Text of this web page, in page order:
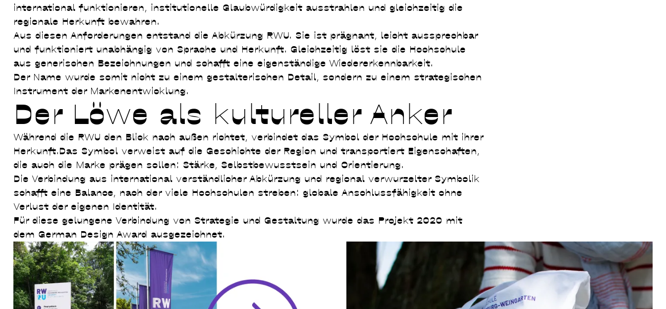
international funktionieren, institutionelle Glaubwürdigkeit ausstrahlen und gleichzeitig die
regionale Herkunft bewahren.
Aus diesen Anforderungen entstand die Abkürzung RWU. Sie ist prägnant, leicht aussprechbar
und funktioniert unabhängig von Sprache und Herkunft. Gleichzeitig löst sie die Hochschule
aus generischen Bezeichnungen und schafft eine eigenständige Wiedererkennbarkeit.
Der Name wurde somit nicht zu einem gestalterischen Detail, sondern zu einem strategischen
Instrument der Markenentwicklung.
Der Löwe als kultureller Anker
Während die RWU den Blick nach außen richtet, verbindet das Symbol der Hochschule mit ihrer
Herkunft.Das Symbol verweist auf die Geschichte der Region und transportiert Eigenschaften,
die auch die Marke prägen sollen: Stärke, Selbstbewusstsein und Orientierung.
Die Verbindung aus international verständlicher Abkürzung und regional verwurzelter Symbolik
schafft eine Balance, nach der viele Hochschulen streben: globale Anschlussfähigkeit ohne
Verlust der eigenen Identität.
Für diese gelungene Verbindung von Strategie und Gestaltung wurde das Projekt 2020 mit
dem German Design Award ausgezeichnet.